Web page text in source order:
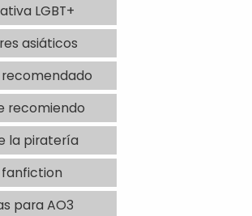
LGBT+
asiáticos
recomiendo
la piratería
fanfiction
para AO3